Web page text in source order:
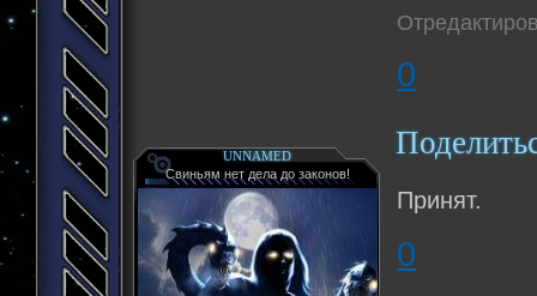
0
UNNAMED
Свиньям нет дела до законов!
Принят.
0